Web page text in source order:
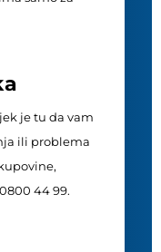
je tu da vam
ili problema
44 99.